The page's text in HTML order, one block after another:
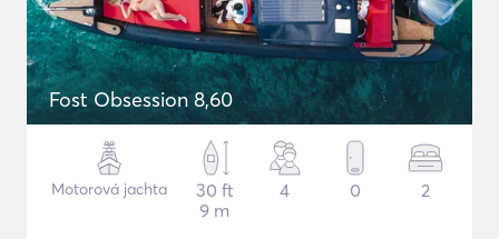
Fost Obsession 8,60
Motorová jachta
30 ft
9 m
4 0 2